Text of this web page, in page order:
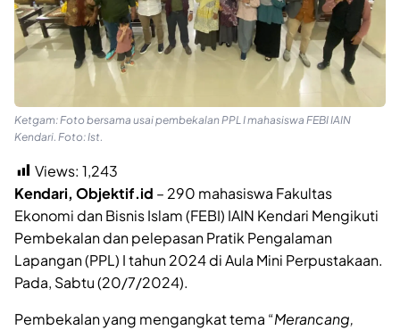
Ketgam: Foto bersama usai pembekalan PPL I mahasiswa FEBI IAIN
Kendari. Foto: Ist.
Views: 1,243
Kendari, Objektif.id – 290 mahasiswa Fakultas
Ekonomi dan Bisnis Islam (FEBI) IAIN Kendari Mengikuti
Pembekalan dan pelepasan Pratik Pengalaman
Lapangan (PPL) I tahun 2024 di Aula Mini Perpustakaan.
Pada, Sabtu (20/7/2024).
Pembekalan yang mengangkat tema “Merancang,